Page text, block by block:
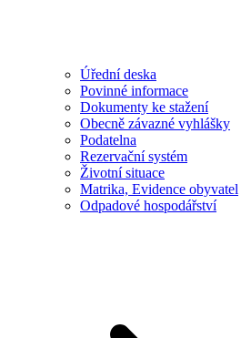
Úřední deska
Povinné informace
Dokumenty ke stažení
Obecně závazné vyhlášky
Podatelna
Rezervační systém
Životní situace
Matrika, Evidence obyvatel
Odpadové hospodářství